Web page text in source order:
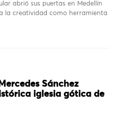
abrió sus puertas en Medellín
la creatividad como herramienta
Sánchez
iglesia gótica de